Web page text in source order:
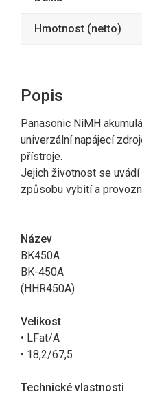
Hmotnost (netto)
Popis
Panasonic NiMH
univerzální napájecí
přístroje.
Jejich životnost se
způsobu vybití a
Název
BK450A
BK-450A
(HHR450A)
Velikost
• LFat/A
• 18,2/67,5
Technické vlastnosti